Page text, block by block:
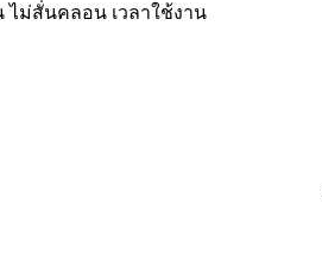
ไม่สั่นคลอน เวลาใช้งาน